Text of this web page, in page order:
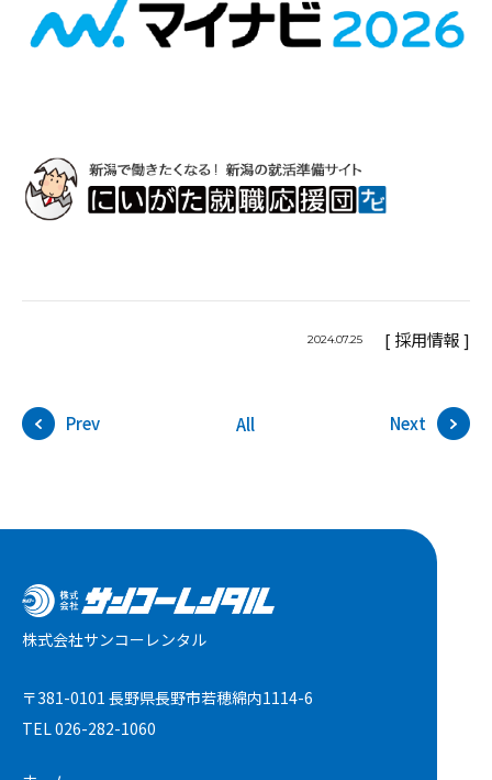
2024.07.25 [ 採用情報 ]
Prev All Next
株式会社サンコーレンタル
〒381-0101 長野県長野市若穂綿内1114-6
TEL026-282-1060